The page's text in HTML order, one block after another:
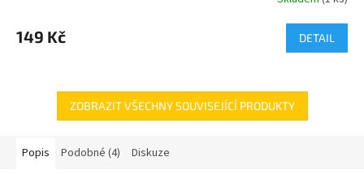
149 Kč DETAIL
ZOBRAZIT VŠECHNY SOUVISEJÍCÍ PRODUKTY
Popis Podobné (4) Diskuze